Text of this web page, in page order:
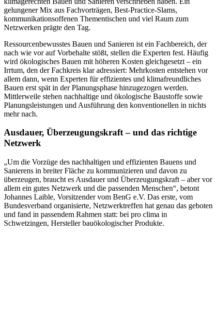
gelungener Mix aus Fachvorträgen, Best-Practice-Slams,
kommunikationsoffenen Thementischen und viel Raum zum
Netzwerken prägte den Tag.
Ressourcenbewusstes Bauen und Sanieren ist ein Fachbereich, der
nach wie vor auf Vorbehalte stößt, stellen die Experten fest. Häufig
wird ökologisches Bauen mit höheren Kosten gleichgesetzt – ein
Irrtum, den der Fachkreis klar adressiert: Mehrkosten entstehen vor
allem dann, wenn Experten für effizientes und klimafreundliches
Bauen erst spät in der Planungsphase hinzugezogen werden.
Mittlerweile stehen nachhaltige und ökologische Baustoffe sowie
Planungsleistungen und Ausführung den konventionellen in nichts
mehr nach.
Ausdauer, Überzeugungskraft – und das richtige
Netzwerk
„Um die Vorzüge des nachhaltigen und effizienten Bauens und
Sanierens in breiter Fläche zu kommunizieren und davon zu
überzeugen, braucht es Ausdauer und Überzeugungskraft – aber vor
allem ein gutes Netzwerk und die passenden Menschen“, betont
Johannes Laible, Vorsitzender vom BenG e.V. Das erste, vom
Bundesverband organisierte, Netzwerktreffen hat genau das geboten
und fand in passendem Rahmen statt: bei pro clima in
Schwetzingen, Hersteller bauökologischer Produkte.